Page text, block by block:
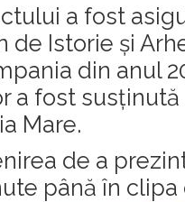
a fost
de Istorie şi
din anul
a fost
Mare.
de a
până în clipa